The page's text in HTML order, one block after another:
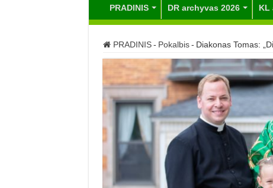
PRADINIS DR archyvas 2026 KL
PRADINIS - Pokalbis - Diakonas Tomas: